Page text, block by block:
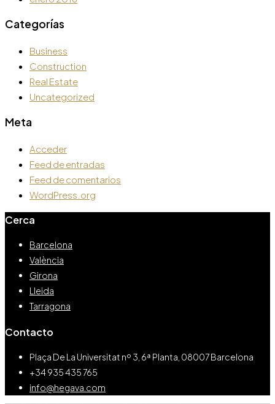
Categorías
Business
Construction
Real Estate
Uncategorized
Meta
Acceder
Feed de entradas
Feed de comentarios
WordPress.org
Cerca
Barcelona
València
Girona
Lleida
Tarragona
Contacto
Plaça De La Universitat nº 3, 6ª Planta, 08007 Barcelona
+34 935 435 765
info@hegava.com